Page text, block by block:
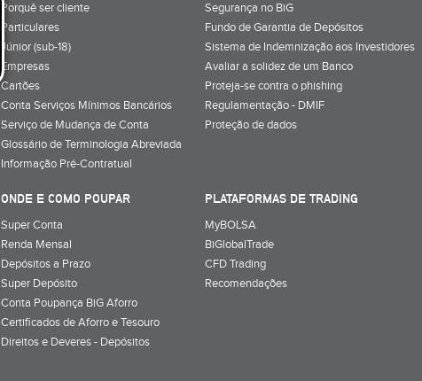
Porquê ser cliente
Particulares
Júnior (sub-18)
Empresas
Cartões
Conta Serviços Mínimos Bancários
Serviço de Mudança de Conta
Glossário de Terminologia Abreviada
Informação Pré-Contratual
Segurança no BiG
Fundo de Garantia de Depósitos
Sistema de Indemnização aos Investidores
Avaliar a solidez de um Banco
Proteja-se contra o phishing
Regulamentação - DMIF
Proteção de dados
ONDE E COMO POUPAR
Super Conta
Renda Mensal
Depósitos a Prazo
Super Depósito
Conta Poupança BiG Aforro
Certificados de Aforro e Tesouro
Direitos e Deveres - Depósitos
PLATAFORMAS DE TRADING
MyBOLSA
BiGlobalTrade
CFD Trading
Recomendações